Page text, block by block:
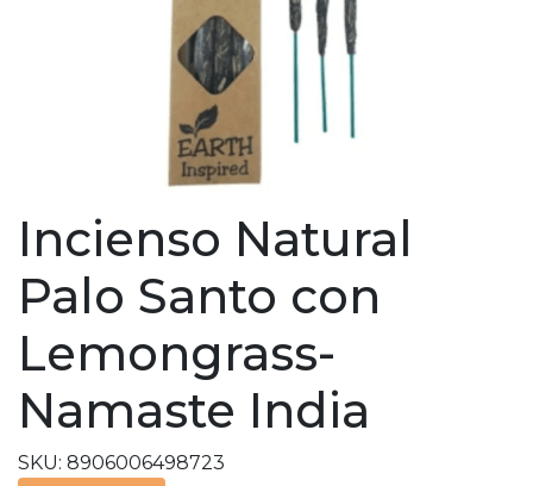
Incienso Natural
Palo Santo con
Lemongrass-
Namaste India
SKU: 8906006498723